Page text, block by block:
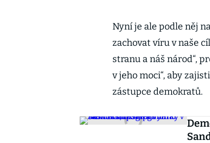
Nyní je ale podle něj
zachovat víru v naše
stranu a náš národ“,
v jeho moci“, aby
zástupce demokratů.